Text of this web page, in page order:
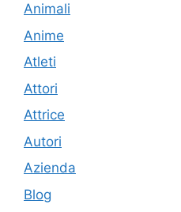
Animali
Anime
Atleti
Attori
Attrice
Autori
Azienda
Blog